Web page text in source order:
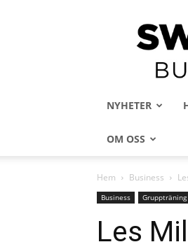
NYHETER
OM OSS
Hem Business
Business Gruppträning
Les